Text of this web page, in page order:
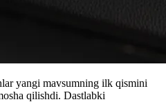
yangi mavsumning ilk qismini
qilishdi. Dastlabki